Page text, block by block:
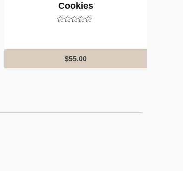
Cookies
of
$55.00